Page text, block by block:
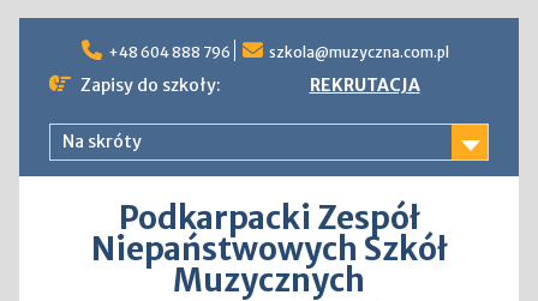
content
+48 604 888 796 szkola@muzyczna.com.pl
Zapisy do szkoły: REKRUTACJA
Na skróty
Podkarpacki Zespół
Niepaństwowych Szkół
Muzycznych